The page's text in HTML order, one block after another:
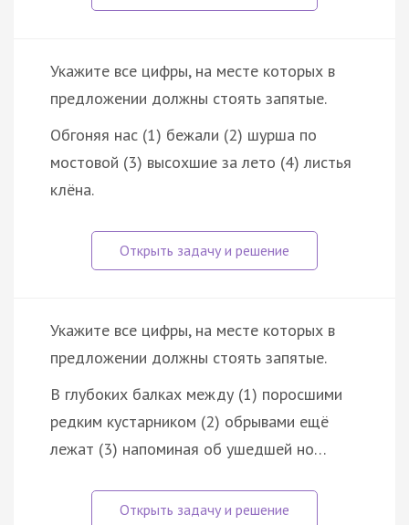
Укажите все цифры, на месте которых в
предложении должны стоять запятые.
Обгоняя нас (1) бежали (2) шурша по
мостовой (3) высохшие за лето (4) листья
клёна.
Укажите все цифры, на месте которых в
предложении должны стоять запятые.
В глубоких балках между (1) поросшими
редким кустарником (2) обрывами ещё
лежат (3) напоминая об ушедшей но…